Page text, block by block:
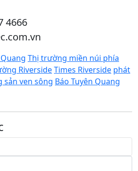
4666
Thị trường miền núi phía
RiversideTimes Riverside phát
sản ven sông Báo Tuyên Quang